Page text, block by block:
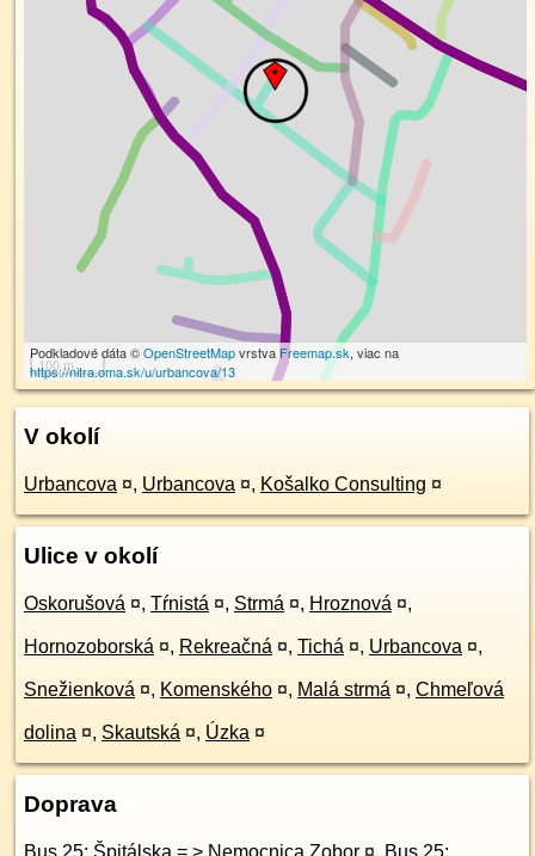
100 m
Podkladové dáta ©OpenStreetMapvrstvaFreemap.sk, viac na
https://nitra.oma.sk/u/urbancova/13
V okolí
Urbancova ¤, Urbancova ¤, Košalko Consulting ¤
Ulice v okolí
Oskorušová ¤, Tŕnistá ¤, Strmá ¤, Hroznová ¤,
Hornozoborská ¤, Rekreačná ¤, Tichá ¤, Urbancova ¤,
Snežienková ¤, Komenského ¤, Malá strmá ¤, Chmeľová
dolina ¤, Skautská ¤, Úzka ¤
Doprava
Bus 25: Špitálska = > Nemocnica Zobor ¤, Bus 25: